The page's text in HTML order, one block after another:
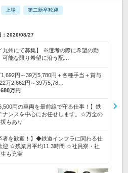
上場 第二新卒歓迎
：2026/08/27
九州にて募集】 ※選考の際に希望の勤
可能な限り希望に沿う配…
円～39万5,780円＋各種手当＋賞与
万2,662円～39万5,78…
万円
両の車両を最前線で守る仕事！】鉄
ナンスを中心にお任せします。☆万全の
もあり
者を歓迎！】◆鉄道インフラに関わる仕
迎 ☆残業月平均11.3時間 ☆社員寮・社
も充実